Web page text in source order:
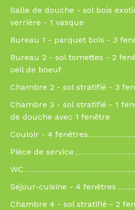
Salle de douche - sol bois
verrière - 1 vasque
Bureau 1 - parquet bois - 3
Bureau 2 - sol tomettes - 2
oeil de boeuf
Chambre 2 - sol stratifié - 3
Chambre 3 - sol stratifié - 1
de douche avec 1 fenêtre
Couloir - 4 fenêtres
Pièce de service
WC
Séjour-cuisine - 4 fenêtres
Chambre 4 - sol stratifié - 2